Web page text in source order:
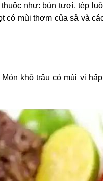
như: bún tươi, tép
mùi thơm của sả và
khô trâu có mùi vị